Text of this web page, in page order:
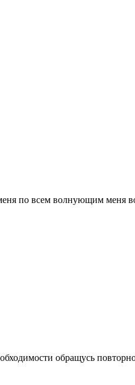
по всем волнующим меня
обращусь